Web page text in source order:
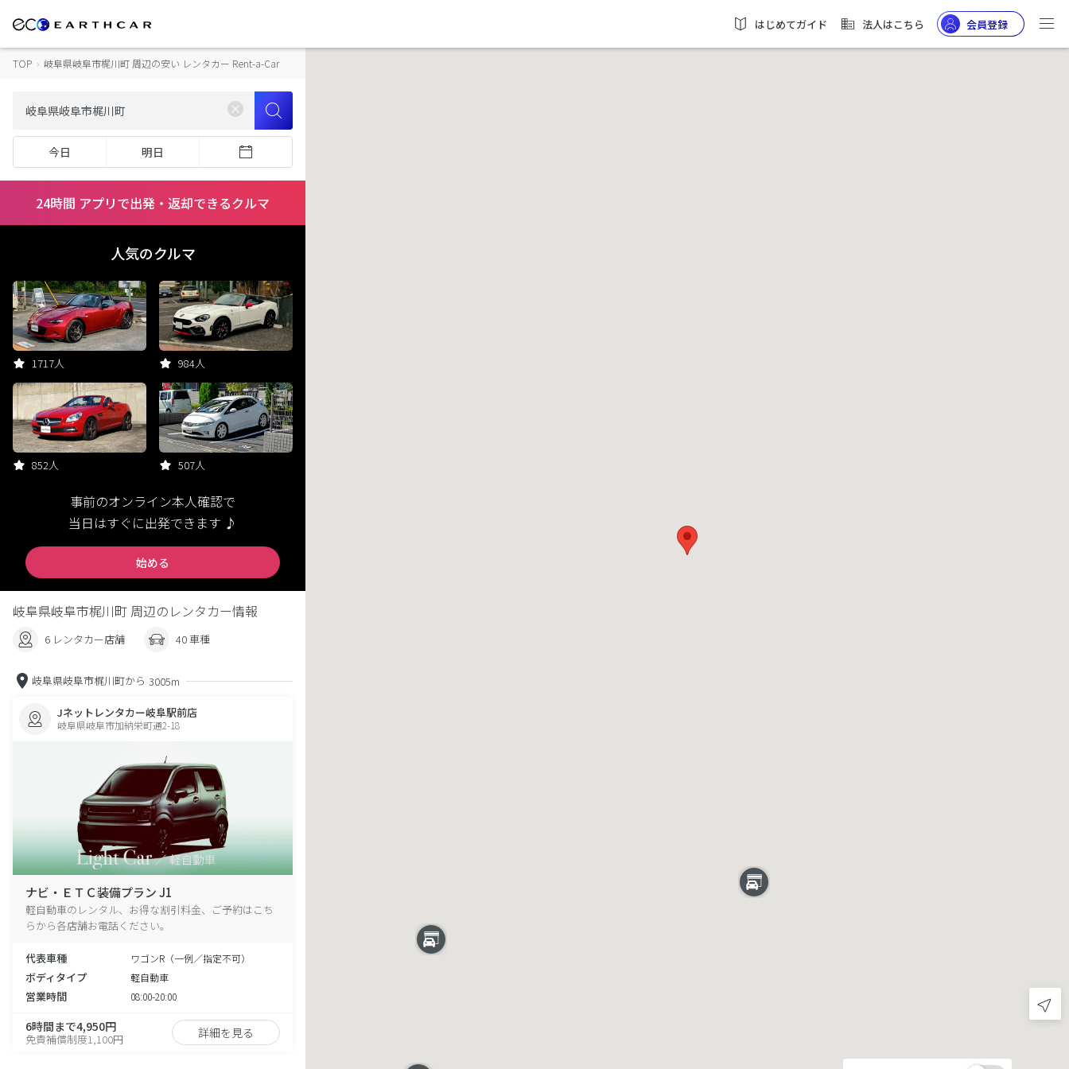
はじめてガイド 法人はこちら 会員登録
TOP › 岐阜県岐阜市梶川町 周辺の安い レンタカー Rent-a-Car
今日 明日
24時間 アプリで出発・返却できるクルマ
人気のクルマ
1717人 984人
852人 507人
事前のオンライン本人確認で
当日はすぐに出発できます ♪
始める
岐阜県岐阜市梶川町 周辺のレンタカー情報
6 レンタカー店舗 40 車種
岐阜県岐阜市梶川町から 3005m
Jネットレンタカー岐阜駅前店
岐阜県岐阜市加納栄町通2-18
ナビ・ＥＴＣ装備プラン J1
軽自動車のレンタル、お得な割引料金、ご予約はこち
らから各店舗お電話ください。
代表車種 ワゴンR（一例／指定不可）
ボディタイプ 軽自動車
営業時間 08:00-20:00
6時間まで4,950円
免責補償制度1,100円 詳細を見る